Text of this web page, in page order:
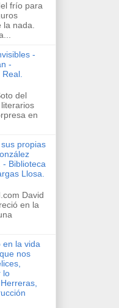
frío para
la nada.
-
-
Real.
del
en
propias
- Biblioteca
Llosa.
David
en la
en la vida
nos
lo